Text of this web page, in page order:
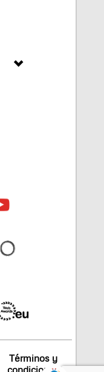
Términos y